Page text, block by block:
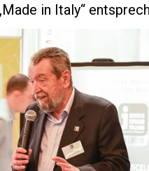
in Italy“